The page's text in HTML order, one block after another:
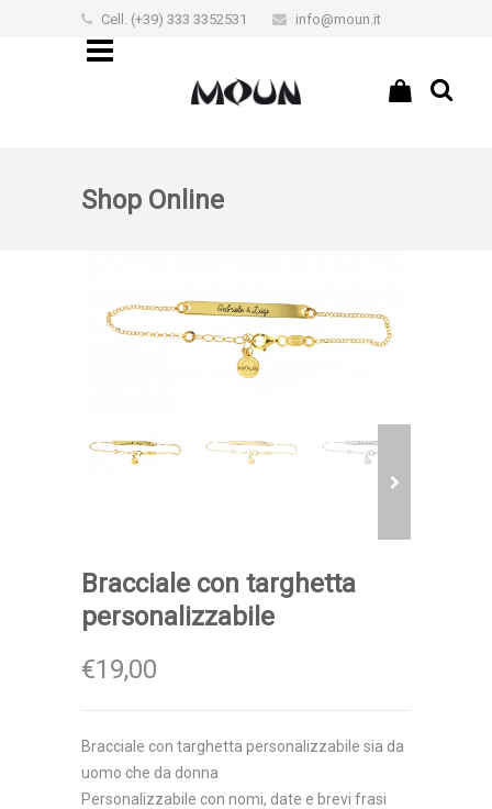
Cell. (+39) 333 3352531 info@moun.it
€0,00
Shop Online
Bracciale con targhetta
personalizzabile
€19,00
Bracciale con targhetta personalizzabile sia da
uomo che da donna
Personalizzabile con nomi, date e brevi frasi